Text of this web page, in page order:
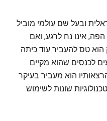
ובעל שם עולמי מוביל
אינו נח לרגע, ואם
הוא טס להעביר עוד כיתה
לכנסים שהוא מקיים
הוא מעביר בעיקר
שונות לשימוש